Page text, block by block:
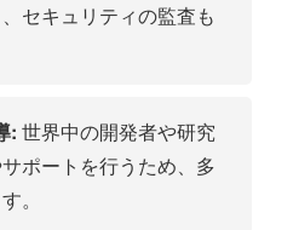
セキュリティの監査も
: 世界中の開発者や研究
ポートを行うため、多
。